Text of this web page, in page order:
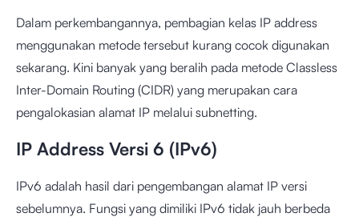
Dalam perkembangannya, pembagian kelas IP address
menggunakan metode tersebut kurang cocok digunakan
sekarang. Kini banyak yang beralih pada metode Classless
Inter-Domain Routing (CIDR) yang merupakan cara
pengalokasian alamat IP melalui subnetting.
IP Address Versi 6 (IPv6)
IPv6 adalah hasil dari pengembangan alamat IP versi
sebelumnya. Fungsi yang dimiliki IPv6 tidak jauh berbeda